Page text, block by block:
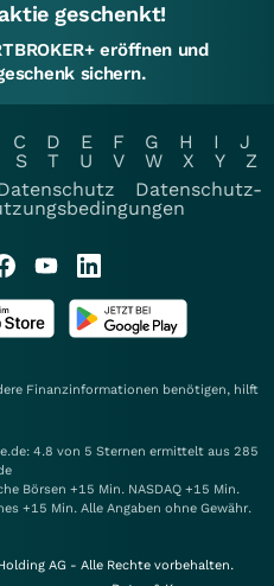
geschenkt!
eröffnen und
sichern.
C D E F G H I
J
S T U V W X Y
Z
Datenschutz-
Finanzinformationen benötigen, hilft
4.8 von 5 Sternen ermittelt aus 285
Börsen +15 Min. NASDAQ +15 Min.
+15 Min. Alle Angaben ohne Gewähr.
AG - Alle Rechte vorbehalten.